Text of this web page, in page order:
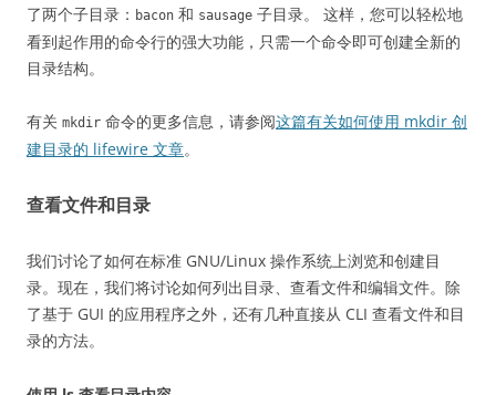
了两个子目录： bacon 和 sausage 子目录。 这样，您可以轻松地
看到起作用的命令行的强大功能，只需一个命令即可创建全新的
目录结构。
有关 mkdir 命令的更多信息，请参阅这篇有关如何使用 mkdir 创
建目录的 lifewire 文章。
查看文件和目录
我们讨论了如何在标准 GNU/Linux 操作系统上浏览和创建目
录。现在，我们将讨论如何列出目录、查看文件和编辑文件。除
了基于 GUI 的应用程序之外，还有几种直接从 CLI 查看文件和目
录的方法。